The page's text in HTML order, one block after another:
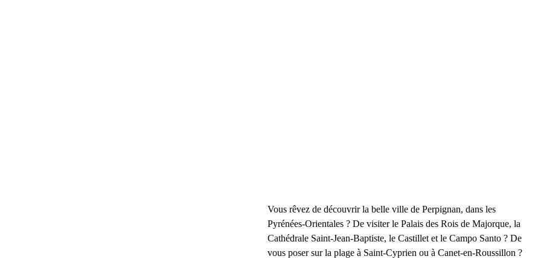
Vous rêvez de découvrir la belle ville de Perpignan, dans les
Pyrénées-Orientales ? De visiter le Palais des Rois de Majorque, la
Cathédrale Saint-Jean-Baptiste, le Castillet et le Campo Santo ? De
vous poser sur la plage à Saint-Cyprien ou à Canet-en-Roussillon ?